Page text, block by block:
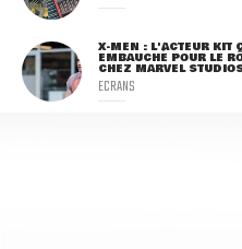
X-MEN : L'ACTEUR KIT
EMBAUCHÉ POUR LE
CHEZ MARVEL
ECRANS